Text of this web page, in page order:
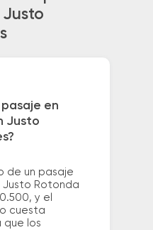
en
Justo
de un pasaje
Justo Rotonda
y el
cuesta
que los